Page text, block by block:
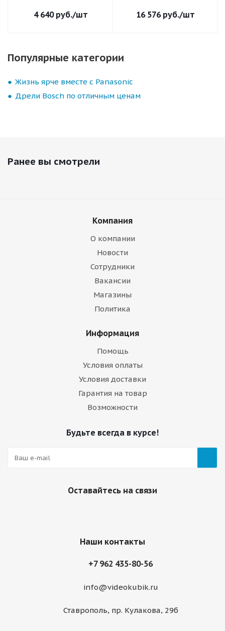
4 640руб./шт 16 576руб./шт
Популярные категории
Жизнь ярче вместе с Panasonic
Дрели Bosch по отличным ценам
Ранее вы смотрели
Компания
О компании
Новости
Сотрудники
Вакансии
Магазины
Политика
Информация
Помощь
Условия оплаты
Условия доставки
Гарантия на товар
Возможности
Будьте всегда в курсе!
Оставайтесь на связи
Наши контакты
+7 962 435-80-56
info@videokubik.ru
Ставрополь, ​пр. Кулакова, 29б